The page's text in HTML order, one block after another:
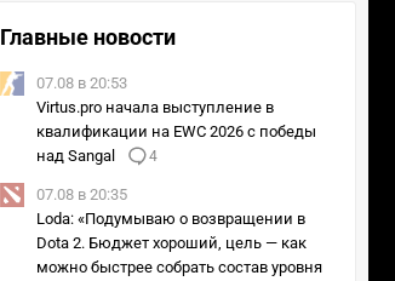
Главные новости
07.08 в 20:53
Virtus.pro начала выступление в
квалификации на EWC 2026 с победы
над Sangal
4
07.08 в 20:35
Loda: «Подумываю о возвращении в
Dota 2. Бюджет хороший, цель — как
можно быстрее собрать состав уровня